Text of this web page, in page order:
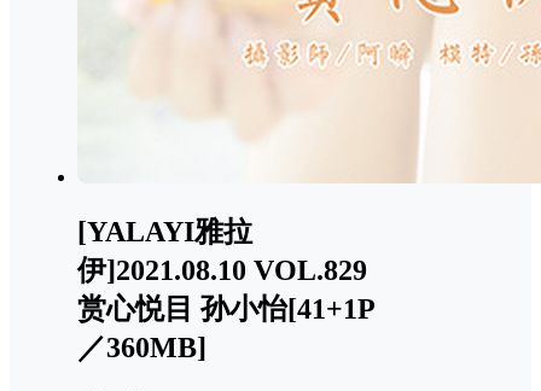
[YALAYI雅拉
伊]2021.08.10 VOL.829
赏心悦目 孙小怡[41+1P
／360MB]